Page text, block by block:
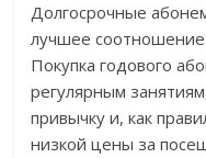
Долгосрочные
лучшее
Покупка годового
регулярным
привычку и, как
низкой цены за